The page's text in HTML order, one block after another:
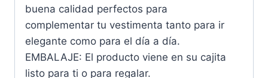
buena calidad perfectos para
complementar tu vestimenta tanto para ir
elegante como para el día a día.
EMBALAJE: El producto viene en su cajita
listo para ti o para regalar.